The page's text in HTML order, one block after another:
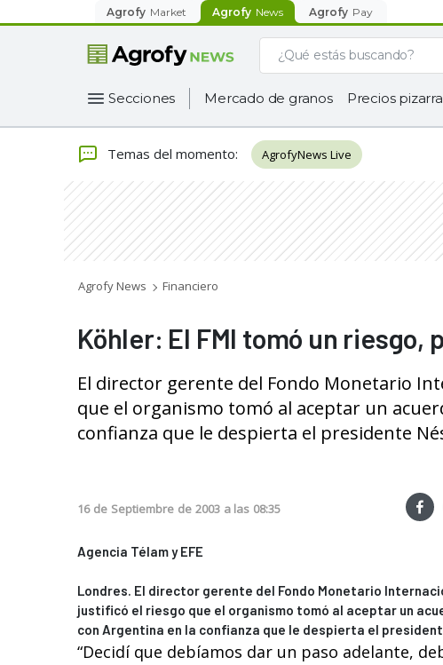
Agrofy Market Agrofy News Agrofy Pay
Secciones Mercado de granos Precios pizarra
Temas del momento: AgrofyNews Live
Agrofy News Financiero
Köhler: El FMI tomó un
El director gerente del Fondo Monetario
que el organismo tomó al aceptar un
confianza que le despierta el presidente
16 de Septiembre de 2003 a las 08:35
Agencia Télam y EFE
Londres. El director gerente del Fondo Monetario
justificó el riesgo que el organismo tomó al aceptar un
con Argentina en la confianza que le despierta el
“Decidí que debíamos dar un paso adelante,